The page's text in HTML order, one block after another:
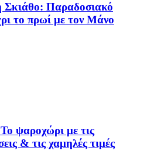
Σκιάθο: Παραδοσιακό
το πρωί με τον Μάνο
ψαροχώρι με τις
& τις χαμηλές τιμές